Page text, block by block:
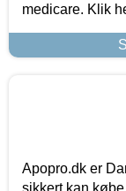
medicare. Klik
Apopro.dk er
sikkert kan